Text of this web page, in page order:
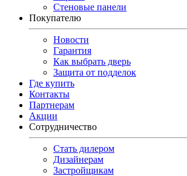
Стеновые панели
Покупателю
Новости
Гарантия
Как выбрать дверь
Защита от подделок
Где купить
Контакты
Партнерам
Акции
Сотрудничество
Стать дилером
Дизайнерам
Застройщикам